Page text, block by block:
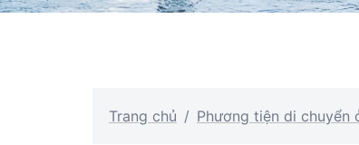
Trang chủ / Phương tiện di chuyển